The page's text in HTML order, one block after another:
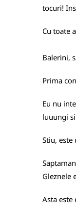
tocuri!
Cu toate
Balerini,
Prima
Eu nu
luuungi
Stiu, este
Gleznele
Asta este